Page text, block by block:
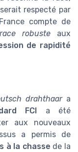
respecté par
compte de
race robusteaux
de rapidité
drahthaara
FCI a été
aux nouveaux
a permis de
à la chasse de la